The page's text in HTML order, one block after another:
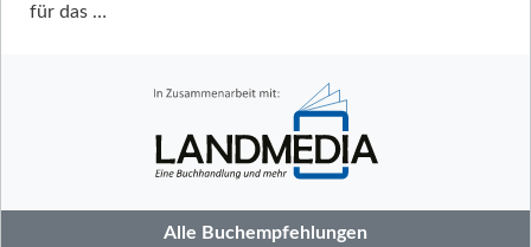
für das …
Alle Buchempfehlungen